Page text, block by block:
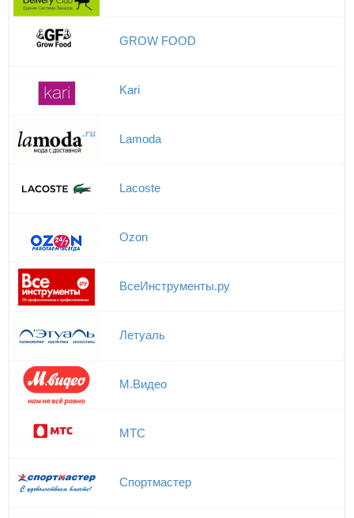
GROW FOOD
Kari
Lamoda
Lacoste
Ozon
ВсеИнструменты.ру
Летуаль
М.Видео
МТС
Спортмастер